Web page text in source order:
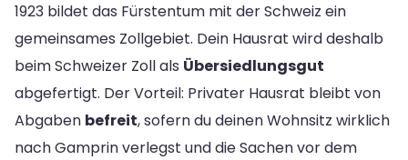
1923 bildet das Fürstentum mit der Schweiz ein
gemeinsames Zollgebiet. Dein Hausrat wird deshalb
beim Schweizer Zoll als Übersiedlungsgut
abgefertigt. Der Vorteil: Privater Hausrat bleibt von
Abgaben befreit, sofern du deinen Wohnsitz wirklich
nach Gamprin verlegst und die Sachen vor dem